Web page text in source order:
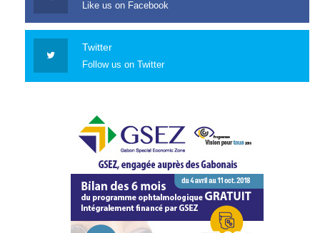
Like us on Facebook
Twitter
Follow us on Twitter